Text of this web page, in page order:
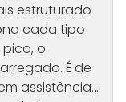
estruturado
cada tipo
pico, o
É de
assistência…